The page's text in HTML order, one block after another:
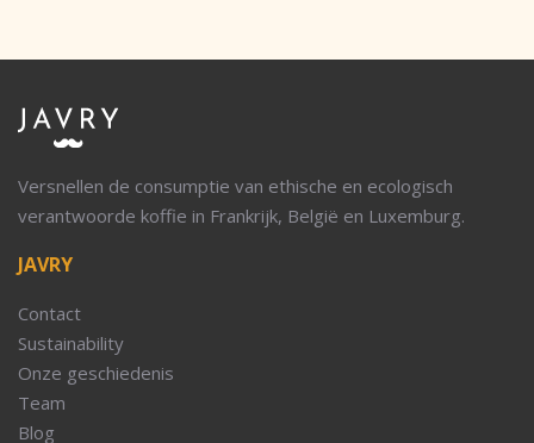
Versnellen de consumptie van ethische en ecologisch
verantwoorde koffie in Frankrijk, België en Luxemburg.
JAVRY
Contact
Sustainability
Onze geschiedenis
Team
Blog